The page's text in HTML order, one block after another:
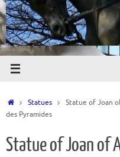
Accueil
Statues
Statue of Joan
des Pyramides
Statue of Joan of